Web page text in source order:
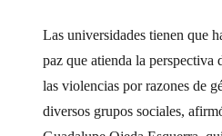
Las universidades tienen que
paz que atienda la perspectiva
las violencias por razones de
diversos grupos sociales,